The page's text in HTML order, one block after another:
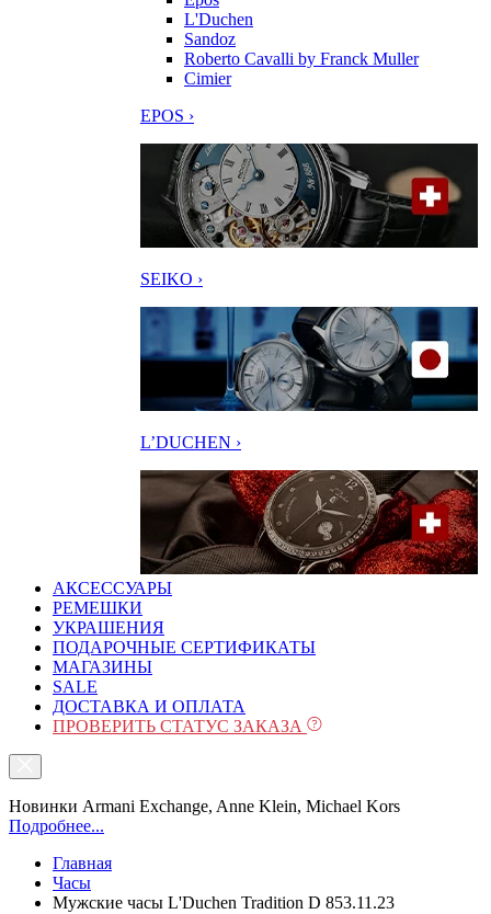
L'Duchen
Sandoz
Roberto Cavalli by Franck Muller
Cimier
EPOS ›
SEIKO ›
L’DUCHEN ›
АКСЕССУАРЫ
РЕМЕШКИ
УКРАШЕНИЯ
ПОДАРОЧНЫЕ СЕРТИФИКАТЫ
МАГАЗИНЫ
SALE
ДОСТАВКА И ОПЛАТА
ПРОВЕРИТЬ СТАТУС ЗАКАЗА
Новинки Armani Exchange, Anne Klein, Michael Kors
Подробнее...
Главная
Часы
Мужские часы L'Duchen Tradition D 853.11.23